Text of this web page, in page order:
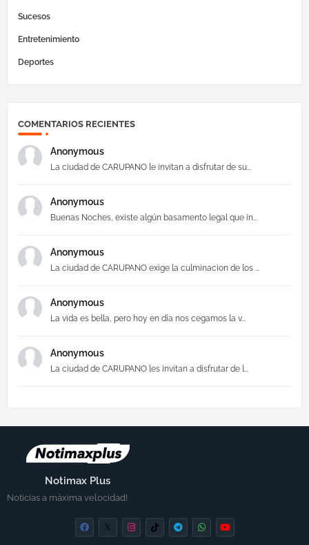
Sucesos
Entretenimiento
Deportes
COMENTARIOS RECIENTES
Anonymous
La ciudad de CARUPANO le invitan a disfrutar de su...
Anonymous
Buenas Noches, existe algún basamento legal que in...
Anonymous
La ciudad de CARUPANO exige la culminacion de los ...
Anonymous
La vida es bella, pero hoy en día nos cegamos la v...
Anonymous
La ciudad de CARUPANO les invitan a disfrutar de l...
Notimax Plus
Noticias a máxima velocidad!